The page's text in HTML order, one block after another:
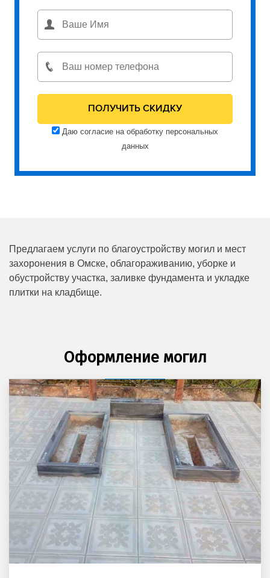
Даю согласие на обработку персональных
данных
Предлагаем услуги по благоустройству могил и мест
захоронения в Омске, облагораживанию, уборке и
обустройству участка, заливке фундамента и укладке
плитки на кладбище.
Оформление могил